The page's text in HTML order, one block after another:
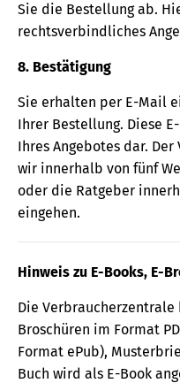
Sie die Bestellung ab.
rechtsverbindliches
8. Bestätigung
Sie erhalten per E-Mail
Ihrer Bestellung. Diese
Ihres Angebotes dar.
wir innerhalb von fünf
oder die Ratgeber
eingehen.
Hinweis zu E-Books, E-
Die
Broschüren im Format
Format ePub),
Buch wird als E-Book